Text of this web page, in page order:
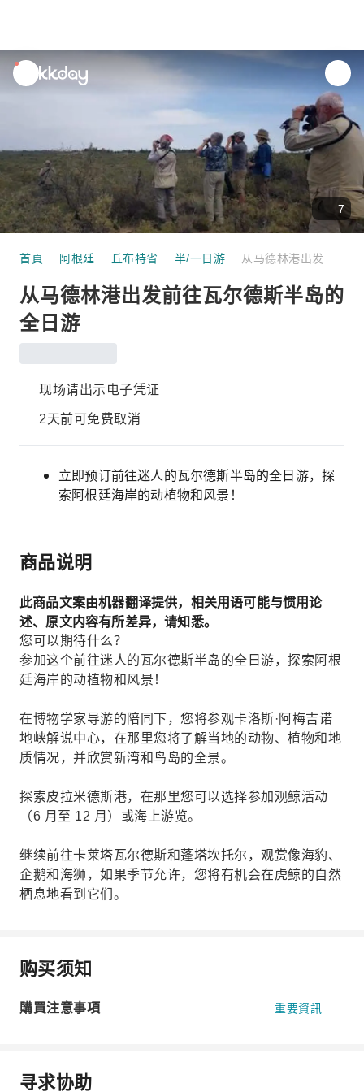
unread
notifications
7
首頁 阿根廷 丘布特省 半/一日游
从马德林港出发前往瓦尔德斯半岛的
全日游
现场请出示电子凭证
2天前可免费取消
立即预订前往迷人的瓦尔德斯半岛的全日游，探
索阿根廷海岸的动植物和风景！
商品说明
此商品文案由机器翻译提供，相关用语可能与惯用论
述、原文内容有所差异，请知悉。
您可以期待什么？
参加这个前往迷人的瓦尔德斯半岛的全日游，探索阿根
廷海岸的动植物和风景！
在博物学家导游的陪同下，您将参观卡洛斯·阿梅吉诺
地峡解说中心，在那里您将了解当地的动物、植物和地
质情况，并欣赏新湾和鸟岛的全景。
探索皮拉米德斯港，在那里您可以选择参加观鲸活动
（6 月至 12 月）或海上游览。
继续前往卡莱塔瓦尔德斯和蓬塔坎托尔，观赏像海豹、
企鹅和海狮，如果季节允许，您将有机会在虎鲸的自然
栖息地看到它们。
购买须知
購買注意事項 重要資訊
寻求协助